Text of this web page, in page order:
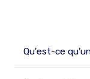
Qu'est-ce